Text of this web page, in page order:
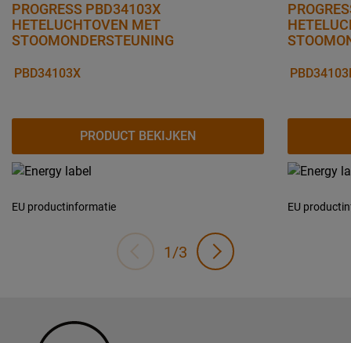
PROGRESS PBD34103X
HETELUCHTOVEN MET
STOOMONDERSTEUNING
PBD34103X
PRODUCT BEKIJKEN
EU productinformatie EU
1/3